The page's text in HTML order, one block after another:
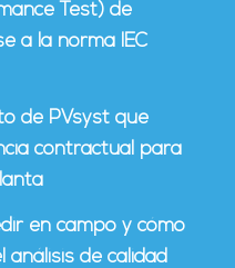
Test) de
a la norma IEC
de PVsyst que
contractual para
en campo y cómo
análisis de calidad